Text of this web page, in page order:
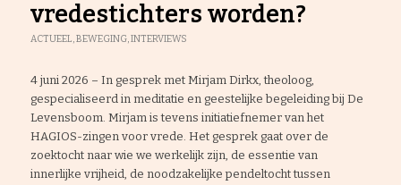
vredestichters worden?
ACTUEEL,BEWEGING,INTERVIEWS
4 juni 2026 – In gesprek met Mirjam Dirkx, theoloog,
gespecialiseerd in meditatie en geestelijke begeleiding bij De
Levensboom. Mirjam is tevens initiatiefnemer van het
HAGIOS-zingen voor vrede. Het gesprek gaat over de
zoektocht naar wie we werkelijk zijn, de essentie van
innerlijke vrijheid, de noodzakelijke pendeltocht tussen